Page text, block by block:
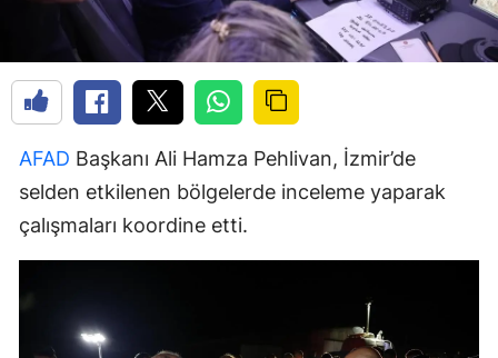
AFAD Başkanı Ali Hamza Pehlivan, İzmir’de
selden etkilenen bölgelerde inceleme yaparak
çalışmaları koordine etti.